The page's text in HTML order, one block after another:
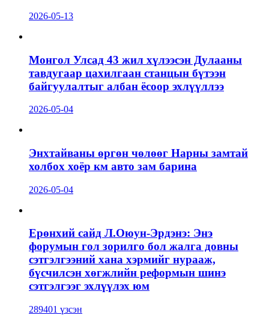
2026-05-13
Монгол Улсад 43 жил хүлээсэн Дулааны
тавдугаар цахилгаан станцын бүтээн
байгуулалтыг албан ёсоор эхлүүллээ
2026-05-04
Энхтайваны өргөн чөлөөг Нарны замтай
холбох хоёр км авто зам барина
2026-05-04
Ерөнхий сайд Л.Оюун-Эрдэнэ: Энэ
форумын гол зорилго бол жалга довны
сэтгэлгээний хана хэрмийг нурааж,
бүсчилсэн хөгжлийн реформын шинэ
сэтгэлгээг эхлүүлэх юм
289401 үзсэн